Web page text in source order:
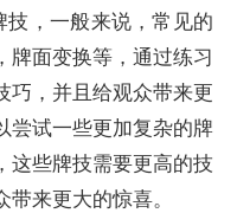
，一般来说，常见的
牌面变换等，通过练习
巧，并且给观众带来更
尝试一些更加复杂的牌
这些牌技需要更高的技
来更大的惊喜。